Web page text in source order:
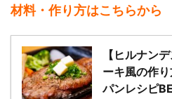
材料・作り方はこちらから
【ヒルナン
ーキ風の作
パンレシピ